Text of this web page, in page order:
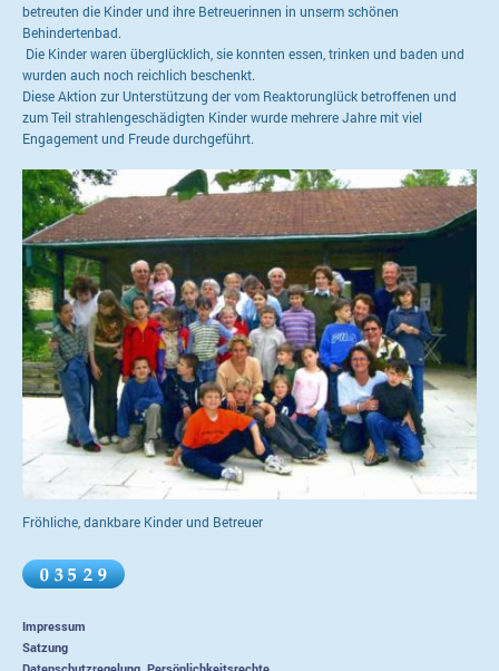
betreuten die Kinder und ihre Betreuerinnen in unserm schönen
Behindertenbad.
Die Kinder waren überglücklich, sie konnten essen, trinken und baden und
wurden auch noch reichlich beschenkt.
Diese Aktion zur Unterstützung der vom Reaktorunglück betroffenen und
zum Teil strahlengeschädigten Kinder wurde mehrere Jahre mit viel
Engagement und Freude durchgeführt.
Fröhliche, dankbare Kinder und Betreuer
Impressum
Satzung